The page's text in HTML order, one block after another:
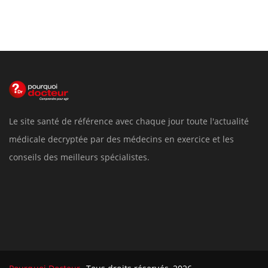
Le site santé de référence avec chaque jour toute l'actualité
médicale decryptée par des médecins en exercice et les
conseils des meilleurs spécialistes.